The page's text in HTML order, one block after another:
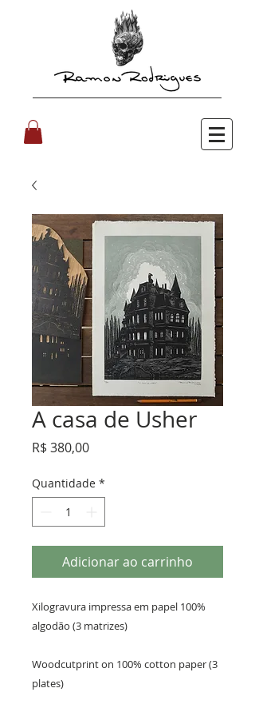
A casa de Usher
R$ 380,00Preço
Quantidade *
Adicionar ao carrinho
Xilogravura impressa em papel 100%
algodão (3 matrizes)
Woodcutprint on 100% cotton paper (3
plates)